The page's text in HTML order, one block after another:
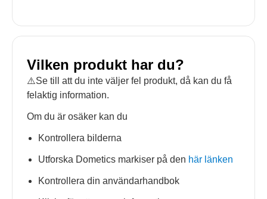
Vilken produkt har du?
⚠️Se till att du inte väljer fel produkt, då kan du få
felaktig information.
Om du är osäker kan du
Kontrollera bilderna
Utforska Dometics markiser på den här länken
Kontrollera din användarhandbok